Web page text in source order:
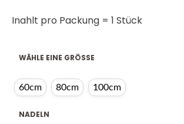
Inahlt pro Packung = 1 Stück
WÄHLE EINE GRÖSSE
60cm 80cm 100cm
NADELN